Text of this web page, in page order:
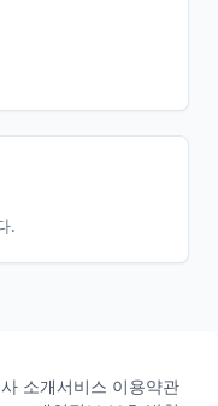
.
소개서비스 이용약관